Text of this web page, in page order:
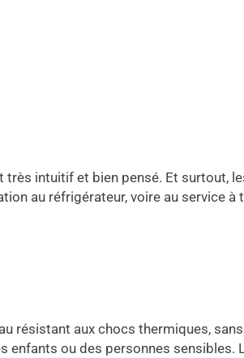
très intuitif et bien pensé. Et surtout,
au réfrigérateur, voire au service à
résistant aux chocs thermiques,
enfants ou des personnes sensibles.